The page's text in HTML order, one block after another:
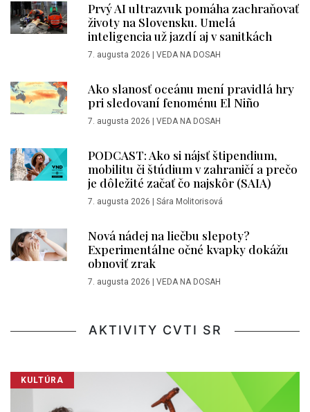
Prvý AI ultrazvuk pomáha zachraňovať
životy na Slovensku. Umelá
inteligencia už jazdí aj v sanitkách
7. augusta 2026 VEDA NA DOSAH
Ako slanosť oceánu mení pravidlá hry
pri sledovaní fenoménu El Niño
7. augusta 2026 VEDA NA DOSAH
PODCAST: Ako si nájsť štipendium,
mobilitu či štúdium v zahraničí a prečo
je dôležité začať čo najskôr (SAIA)
7. augusta 2026 Sára Molitorisová
Nová nádej na liečbu slepoty?
Experimentálne očné kvapky dokážu
obnoviť zrak
7. augusta 2026 VEDA NA DOSAH
AKTIVITY CVTI SR
KULTÚRA